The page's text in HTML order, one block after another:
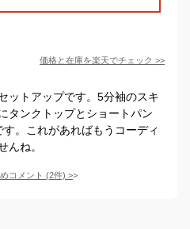
価格と在庫を楽天でチェック >>
ットアップです。5分袖のスキ
タンクトップとショートパン
。これがあればもうコーディ
んね。
コメント (2件) >